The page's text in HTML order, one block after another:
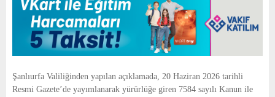
E
Şanlıurfa Valiliğinden yapılan açıklamada, 20 Haziran 2026 tarihli
Resmi Gazete’de yayımlanarak yürürlüğe giren 7584 sayılı Kanun ile